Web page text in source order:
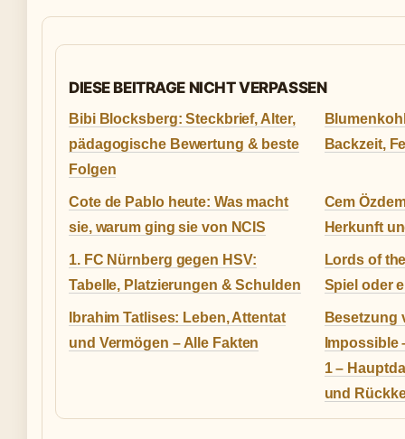
DIESE BEITRAGE NICHT VERPASSEN
Bibi Blocksberg: Steckbrief, Alter,
pädagogische Bewertung & beste
Folgen
Backzeit,
Cote de Pablo heute: Was macht
sie, warum ging sie von NCIS
Cem
Herkunft
1. FC Nürnberg gegen HSV:
Tabelle, Platzierungen & Schulden
Lords of
Spiel oder
Ibrahim Tatlises: Leben, Attentat
und Vermögen – Alle Fakten
Besetzung
Impossible
1 –
und